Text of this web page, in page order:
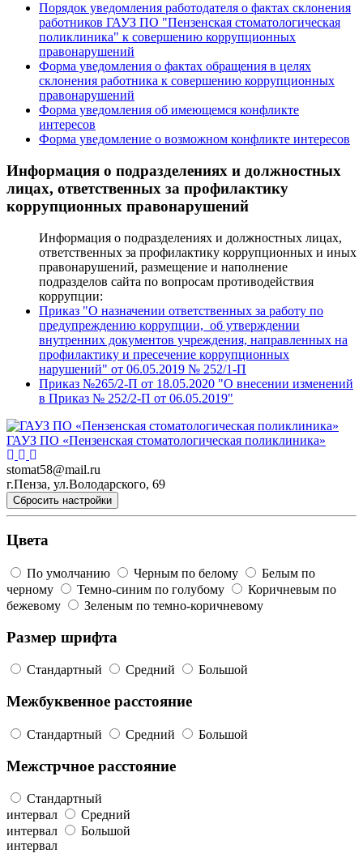
Порядок уведомления работодателя о фактах склонения
работников ГАУЗ ПО "Пензенская стоматологическая
поликлиника" к совершению коррупционных
правонарушений
Форма уведомления о фактах обращения в целях
склонения работника к совершению коррупционных
правонарушений
Форма уведомления об имеющемся конфликте
интересов
Форма уведомление о возможном конфликте интересов
Информация о подразделениях и должностных
лицах, ответственных за профилактику
коррупционных правонарушений
Информация о подразделениях и должностных лицах,
ответственных за профилактику коррупционных и иных
правонарушений, размещение и наполнение
подразделов сайта по вопросам противодействия
коррупции:
Приказ "О назначении ответственных за работу по
предупреждению коррупции, об утверждении
внутренних документов учреждения, направленных на
профилактику и пресечение коррупционных
нарушений" от 06.05.2019 № 252/1-П
Приказ №265/2-П от 18.05.2020 "О внесении изменений
в Приказ № 252/2-П от 06.05.2019"
ГАУЗ ПО «Пензенская стоматологическая поликлиника»
stomat58@mail.ru
г.Пенза, ул.Володарского, 69
Сбросить настройки
Цвета
По умолчанию Черным по белому
Белым по
черному
Темно-синим по голубому
Коричневым по
бежевому
Зеленым по темно-коричневому
Размер шрифта
Стандартный Средний Большой
Межбуквенное расстояние
Стандартный Средний Большой
Межстрчное расстояние
Стандартный
интервал
Средний
интервал
Большой
интервал